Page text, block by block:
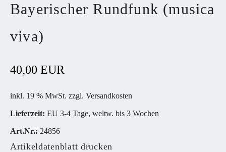
Bayerischer Rundfunk (musica
viva)
40,00 EUR
inkl. 19 % MwSt. zzgl. Versandkosten
Lieferzeit: EU 3-4 Tage, weltw. bis 3 Wochen
Art.Nr.: 24856
Artikeldatenblatt drucken